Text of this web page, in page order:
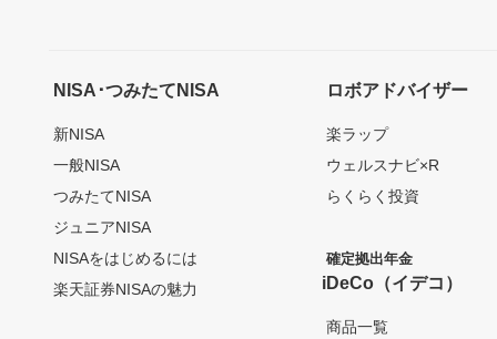
NISA･つみたてNISA
新NISA
一般NISA
つみたてNISA
ジュニアNISA
NISAをはじめるには
楽天証券NISAの魅力
ロボアドバイザー
楽ラップ
ウェルスナビ×R
らくらく投資
確定拠出年金
iDeCo（イデコ）
商品一覧